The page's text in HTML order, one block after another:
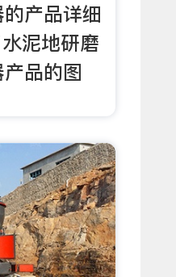
产品详细
泥地研磨
品的图